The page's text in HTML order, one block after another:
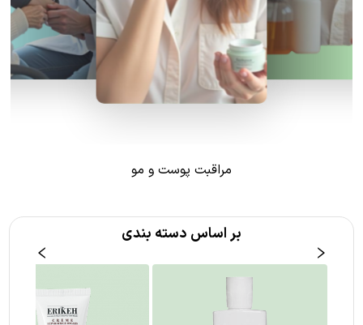
مراقبت پوست و مو
بر اساس دسته بندی